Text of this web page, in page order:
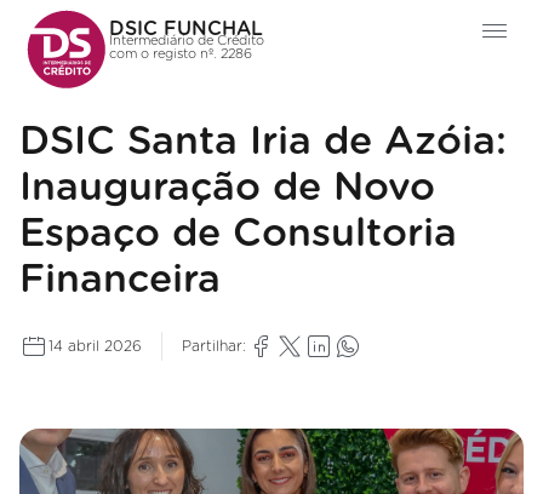
DSIC FUNCHAL
Intermediário de Crédito
com o registo nº. 2286
DSIC Santa Iria de Azóia:
Inauguração de Novo
Espaço de Consultoria
Financeira
14 abril 2026 Partilhar: